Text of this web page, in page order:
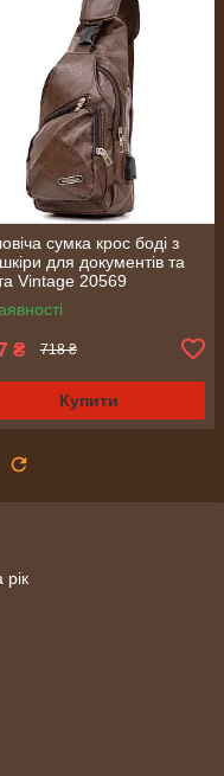
сумка крос боді з
для документів та
Vintage 20569
₴ 718 ₴
Купити
рік